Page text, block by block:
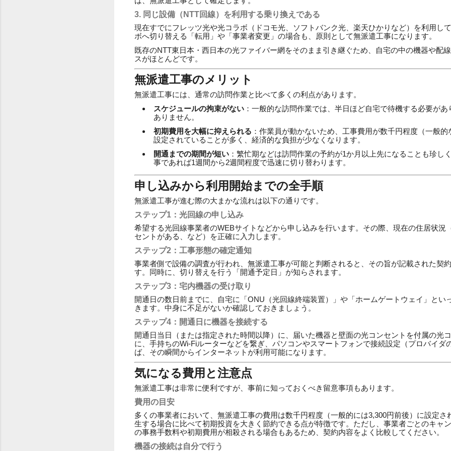
3. 同じ設備（NTT回線）を利用する乗り換えである
現在すでにフレッツ光や光コラボ（ドコモ光、ソフトバンク光、楽天ひかりなど）を利用し
ボへ切り替える「転用」や「事業者変更」の場合も、原則として無派遣工事になります。
既存のNTT東日本・西日本の光ファイバー網をそのまま引き継ぐため、自宅の中の機器や配
スがほとんどです。
無派遣工事のメリット
無派遣工事には、通常の訪問作業と比べて多くの利点があります。
スケジュールの拘束がない ：一般的な訪問作業では、半日ほど自宅で待機する必要が
ありません。
初期費用を大幅に抑えられる ：作業員が動かないため、工事費用が数千円程度（一般
設定されていることが多く、経済的な負担が少なくなります。
開通までの期間が短い ：繁忙期などは訪問作業の予約が1か月以上先になることも珍し
事であれば1週間から2週間程度で迅速に切り替わります。
申し込みから利用開始までの全手順
無派遣工事が進む際の大まかな流れは以下の通りです。
ステップ1：光回線の申し込み
希望する光回線事業者のWEBサイトなどから申し込みを行います。その際、現在の住居状況
セントがある、など）を正確に入力します。
ステップ2：工事形態の確定通知
事業者側で設備の調査が行われ、無派遣工事が可能と判断されると、その旨が記載された契
す。同時に、切り替えを行う「開通予定日」が知らされます。
ステップ3：宅内機器の受け取り
開通日の数日前までに、自宅に「ONU（光回線終端装置）」や「ホームゲートウェイ」とい
きます。中身に不足がないか確認しておきましょう。
ステップ4：開通日に機器を接続する
開通日当日（または指定された時間以降）に、届いた機器と壁面の光コンセントを付属の光
に、手持ちのWi-Fiルーターなどを繋ぎ、パソコンやスマートフォンで接続設定（プロバイダ
ば、その瞬間からインターネットが利用可能になります。
気になる費用と注意点
無派遣工事は非常に便利ですが、事前に知っておくべき留意事項もあります。
費用の目安
多くの事業者において、無派遣工事の費用は数千円程度（一般的には3,300円前後）に設定さ
生する場合に比べて初期投資を大きく節約できる点が特徴です。ただし、事業者ごとのキャ
の事務手数料や初期費用が相殺される場合もあるため、契約内容をよく比較してください。
機器の接続は自分で行う